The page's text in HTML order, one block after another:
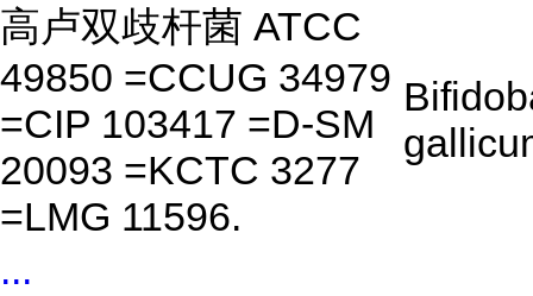
高卢双歧杆菌 ATCC
49850 =CCUG 34979
=CIP 103417 =D-SM
20093 =KCTC 3277
=LMG 11596.
...